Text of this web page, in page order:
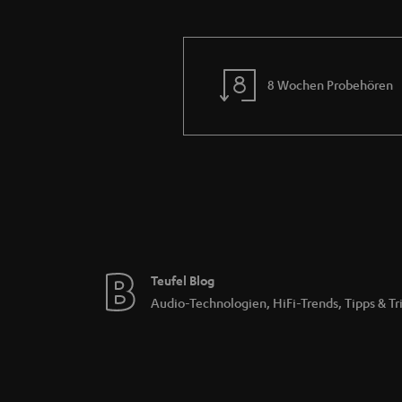
8 Wochen Probehören
Teufel Blog
Audio-Technologien, HiFi-Trends, Tipps &